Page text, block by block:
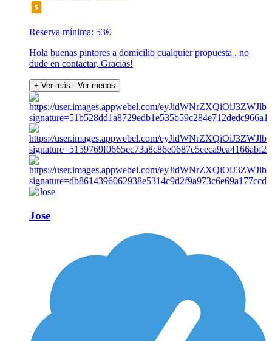
Reserva mínima: 53€
Hola buenas pintores a domicilio cualquier propuesta , no
dude en contactar, Gracias!
+ Ver más - Ver menos
Jose